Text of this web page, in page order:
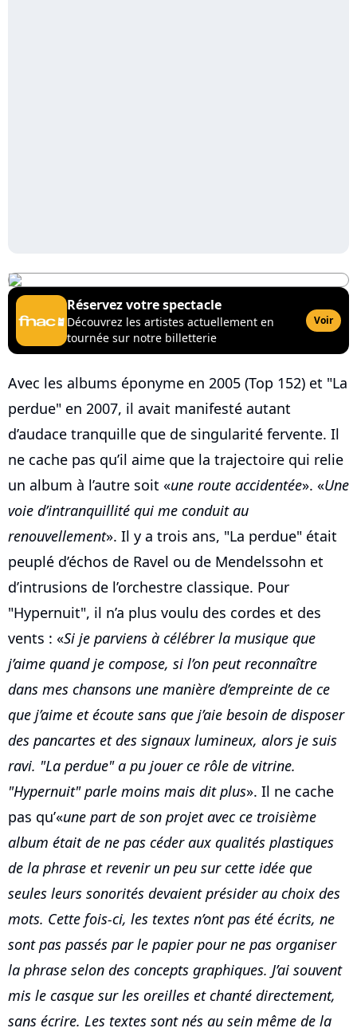
Réservez votre spectacle
Découvrez les artistes actuellement en
tournée sur notre billetterie
Voir
Avec les albums éponyme en 2005 (Top 152) et "La
perdue" en 2007, il avait manifesté autant
d’audace tranquille que de singularité fervente. Il
ne cache pas qu’il aime que la trajectoire qui relie
un album à l’autre soit «une route accidentée». «Une
voie d’intranquillité qui me conduit au
renouvellement». Il y a trois ans, "La perdue" était
peuplé d’échos de Ravel ou de Mendelssohn et
d’intrusions de l’orchestre classique. Pour
"Hypernuit", il n’a plus voulu des cordes et des
vents : «Si je parviens à célébrer la musique que
j’aime quand je compose, si l’on peut reconnaître
dans mes chansons une manière d’empreinte de ce
que j’aime et écoute sans que j’aie besoin de disposer
des pancartes et des signaux lumineux, alors je suis
ravi. "La perdue" a pu jouer ce rôle de vitrine.
"Hypernuit" parle moins mais dit plus». Il ne cache
pas qu’«une part de son projet avec ce troisième
album était de ne pas céder aux qualités plastiques
de la phrase et revenir un peu sur cette idée que
seules leurs sonorités devaient présider au choix des
mots. Cette fois-ci, les textes n’ont pas été écrits, ne
sont pas passés par le papier pour ne pas organiser
la phrase selon des concepts graphiques. J’ai souvent
mis le casque sur les oreilles et chanté directement,
sans écrire. Les textes sont nés au sein même de la